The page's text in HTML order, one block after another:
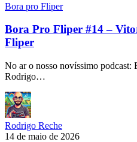
Bora pro Fliper
Bora Pro Fliper #14 –
Fliper
No ar o nosso novíssimo podcast:
Rodrigo…
Rodrigo Reche
14 de maio de 2026